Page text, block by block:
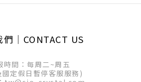
們│CONTACT US
時間：每周二~周五
國定假日暫停客服服務)